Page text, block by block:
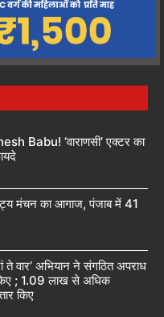
Babu! ‘वाराणसी’ एक्टर का
मंचन का आगाज, पंजाब में 41
वार’ अभियान ने संगठित अपराध
किए ; 1.09 लाख से अधिक
किए